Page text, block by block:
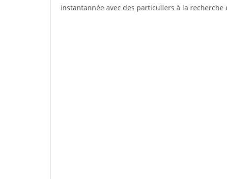
instantannée avec des particuliers à la